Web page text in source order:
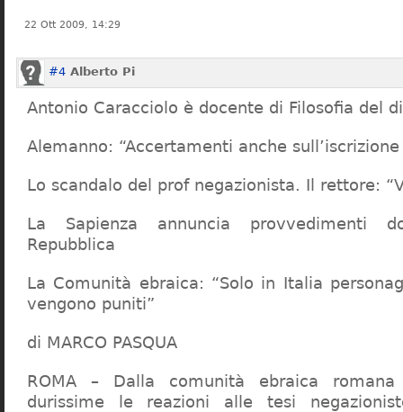
22 Ott 2009, 14:29
#4 Alberto Pi
Antonio Caracciolo è docente di Filosofia del
Alemanno: “Accertamenti anche
Lo scandalo del prof negazionista. Il rettore:
La Sapienza annuncia provvedimenti
Repubblica
La Comunità ebraica: “Solo in Italia
vengono puniti”
di MARCO PASQUA
ROMA – Dalla comunità ebraica
durissime le reazioni alle tesi